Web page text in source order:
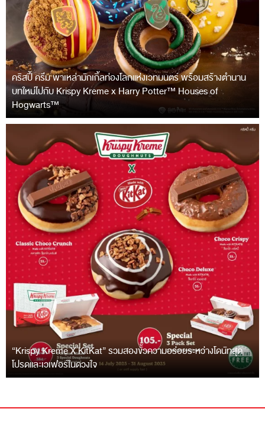
คริสปี้ ครีม พาเหล่ามักเกิ้ลท่องโลกแห่งเวทมนตร์ พร้อมสร้างตำนาน
บทใหม่ไปกับ Krispy Kreme x Harry Potter™ Houses of
Hogwarts™
“Krispy Kreme X KitKat” รวมสองขั้วความอร่อยระหว่างโดนัทสุด
โปรดและเวเฟอร์ในดวงใจ